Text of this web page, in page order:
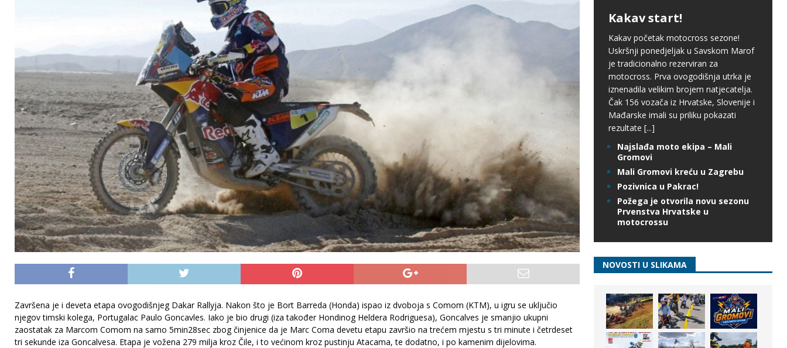
Završena je i deveta etapa ovogodišnjeg Dakar Rallyja. Nakon što je Bort Barreda (Honda) ispao iz dvoboja s Comom (KTM), u igru se uključio
njegov timski kolega, Portugalac Paulo Goncavles. Iako je bio drugi (iza također Hondinog Heldera Rodriguesa), Goncalves je smanjio ukupni
zaostatak za Marcom Comom na samo 5min28sec zbog činjenice da je Marc Coma devetu etapu završio na trećem mjestu s tri minute i četrdeset
tri sekunde iza Goncalvesa. Etapa je vožena 279 milja kroz Čile, i to većinom kroz pustinju Atacama, te dodatno, i po kamenim dijelovima.
Kakav start!
Kakav početak motocross sezone!
Uskršnji ponedjeljak u Savskom Marof
je tradicionalno rezerviran za
motocross. Prva ovogodišnja utrka je
iznenadila velikim brojem natjecatelja.
Čak 156 vozača iz Hrvatske, Slovenije i
Mađarske imali su priliku pokazati
rezultate [...]
Najslađa moto ekipa – Mali
Gromovi
Mali Gromovi kreću u Zagrebu
Pozivnica u Pakrac!
Požega je otvorila novu sezonu
Prvenstva Hrvatske u
motocrossu
NOVOSTI U SLIKAMA